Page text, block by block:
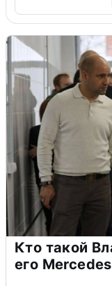
Кто такой
его